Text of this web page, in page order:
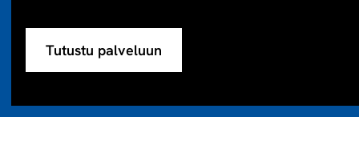
Tutustu palveluun